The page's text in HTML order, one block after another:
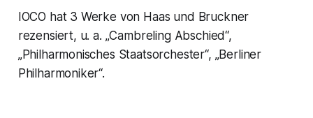
IOCO hat 3 Werke von Haas und Bruckner
rezensiert, u. a. „Cambreling Abschied“,
„Philharmonisches Staatsorchester“, „Berliner
Philharmoniker“.